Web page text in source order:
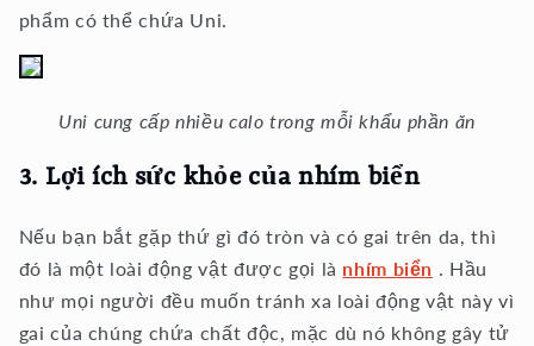
phẩm có thể chứa Uni.
Uni cung cấp nhiều calo trong mỗi khẩu phần ăn
3. Lợi ích sức khỏe của nhím biển
Nếu bạn bắt gặp thứ gì đó tròn và có gai trên da, thì
đó là một loài động vật được gọi là nhím biển . Hầu
như mọi người đều muốn tránh xa loài động vật này vì
gai của chúng chứa chất độc, mặc dù nó không gây tử